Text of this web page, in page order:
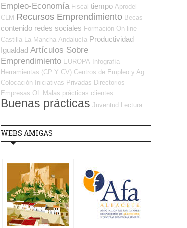
Empleo-Economía Fiscal tiempo Aprodel
CLM Recursos Emprendimiento Becas
contenido redes sociales Formación On-line
Castilla La Mancha Andalucía Productividad
Igualdad Artículos Sobre
Emprendimiento EUROPA
Infografía
Herramientas (CP Y CV) Centros de Empleo y Ag.
Colocación
Iniciativas Privadas Directorios
Empresas OL
Malas prácticas clientes
Buenas prácticas Juventud Lectura
WEBS AMIGAS